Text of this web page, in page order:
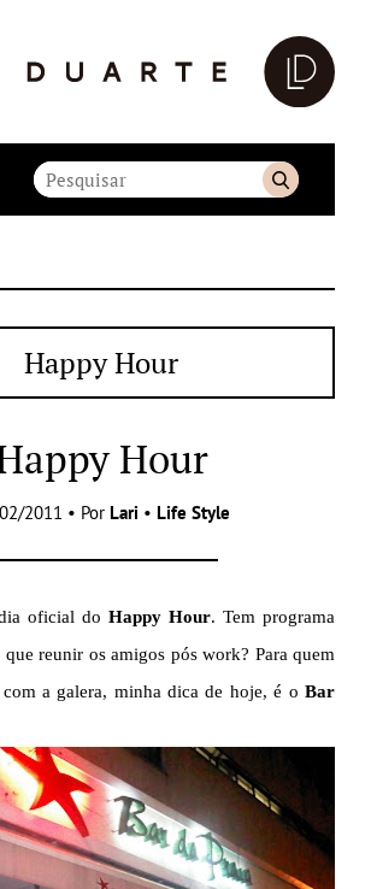
Happy Hour
Hour
2011 • Por Lari • Life Style
oficial do Happy Hour. Tem programa
reunir os amigos pós work? Para quem
a galera, minha dica de hoje, é o Bar